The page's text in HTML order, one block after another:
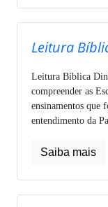
Leitura
Leitura Bíblica
compreender as
ensinamentos que
entendimento da
Saiba mais